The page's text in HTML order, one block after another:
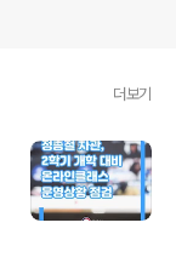
더보기